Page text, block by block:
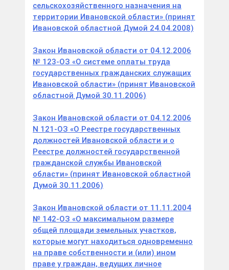
сельскохозяйственного назначения на
территории Ивановской области» (принят
Ивановской областной Думой 24.04.2008)
Закон Ивановской области от 04.12.2006
№ 123-ОЗ «О системе оплаты труда
государственных гражданских служащих
Ивановской области» (принят Ивановской
областной Думой 30.11.2006)
Закон Ивановской области от 04.12.2006
N 121-ОЗ «О Реестре государственных
должностей Ивановской области и о
Реестре должностей государственной
гражданской службы Ивановской
области» (принят Ивановской областной
Думой 30.11.2006)
Закон Ивановской области от 11.11.2004
№ 142-ОЗ «О максимальном размере
общей площади земельных участков,
которые могут находиться одновременно
на праве собственности и (или) ином
праве у граждан, ведущих личное